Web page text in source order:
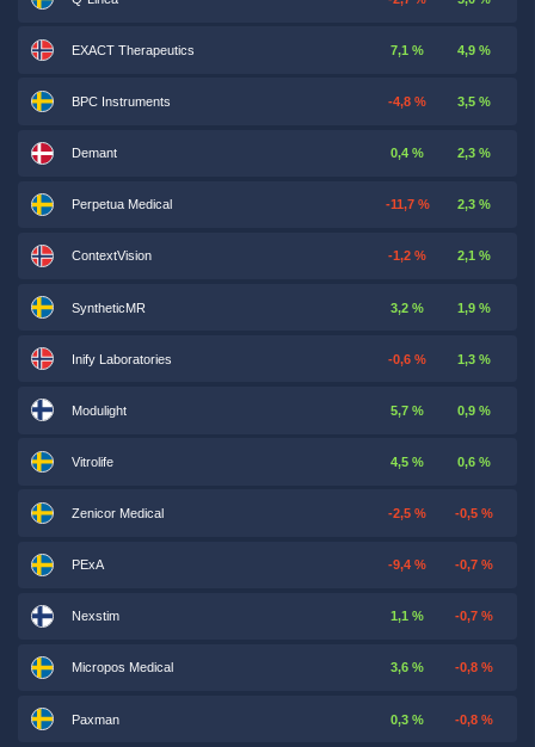
EXACT Therapeutics 7,1 % 4,9 %
BPC Instruments -4,8 % 3,5 %
Demant 0,4 % 2,3 %
Perpetua Medical -11,7 % 2,3 %
ContextVision -1,2 % 2,1 %
SyntheticMR 3,2 % 1,9 %
Inify Laboratories -0,6 % 1,3 %
Modulight 5,7 % 0,9 %
Vitrolife 4,5 % 0,6 %
Zenicor Medical -2,5 % -0,5 %
PExA -9,4 % -0,7 %
Nexstim 1,1 % -0,7 %
Micropos Medical 3,6 % -0,8 %
Paxman 0,3 % -0,8 %